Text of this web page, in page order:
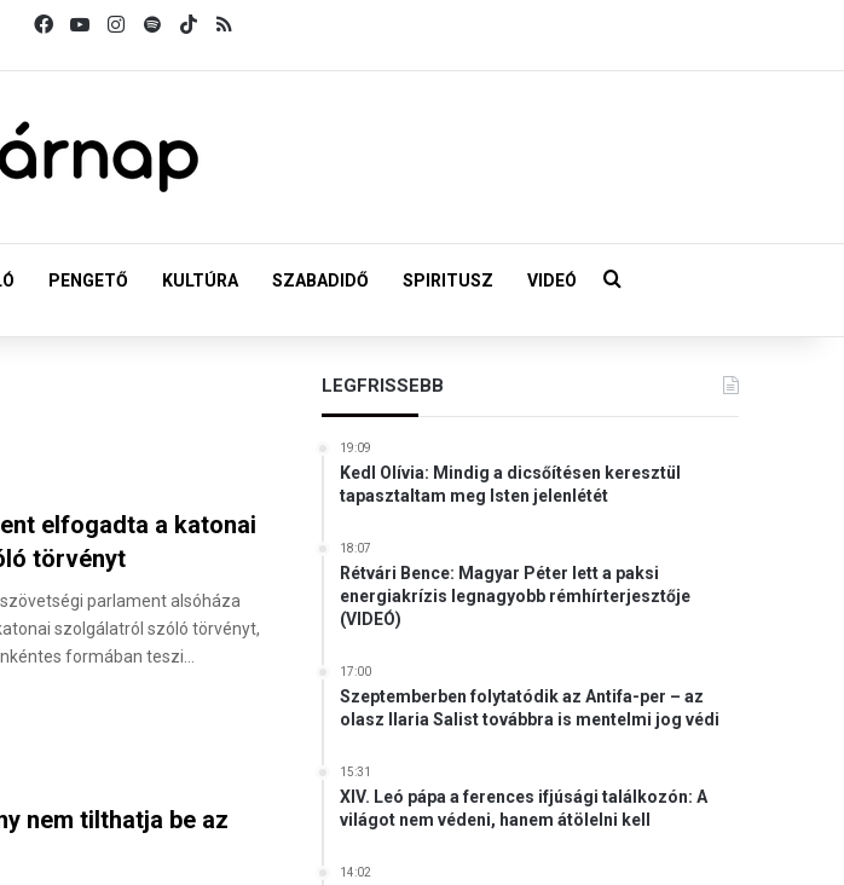
FacebookYouTubeInstagram
SpotifyTikTok
PENGETŐ KULTÚRA SZABADIDŐ SPIRITUSZ VIDEÓ Keresés:
elfogadta a katonai
törvényt
parlament alsóháza
szolgálatról szóló törvényt,
formában teszi…
nem tilthatja be az
LEGFRISSEBB
19:09
Kedl Olívia: Mindig a dicsőítésen keresztül
tapasztaltam meg Isten jelenlétét
18:07
Rétvári Bence: Magyar Péter lett a paksi
energiakrízis legnagyobb rémhírterjesztője
(VIDEÓ)
17:00
Szeptemberben folytatódik az Antifa-per – az
olasz Ilaria Salist továbbra is mentelmi jog védi
15:31
XIV. Leó pápa a ferences ifjúsági találkozón: A
világot nem védeni, hanem átölelni kell
14:02